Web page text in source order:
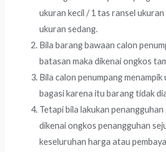
ukuran kecil / 1 tas ransel
ukuran sedang.
Bila barang bawaan calon
batasan maka dikenai ongkos
Bila calon penumpang
bagasi karena itu barang tidak
Tetapi bila lakukan
dikenai ongkos penangguhan
keseluruhan harga atau